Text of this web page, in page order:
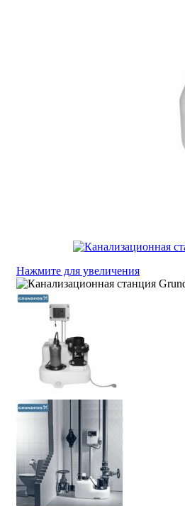
Нажмите для увеличения